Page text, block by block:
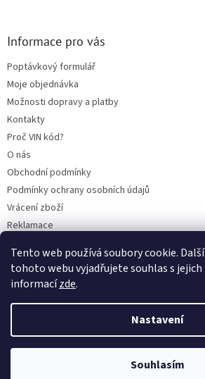
Tento web používá soubory cookie.
tohoto webu vyjadřujete souhlas s jejich
informacízde.
Nastavení
Souhlasím
Informace pro vás
Poptávkový formulář
Moje objednávka
Možnosti dopravy a platby
Kontakty
Proč VIN kód?
O nás
Obchodní podmínky
Podmínky ochrany osobních údajů
Vrácení zboží
Reklamace
BLOG
Vytvořil Shoptet
CITROENY.CZ. Všechna